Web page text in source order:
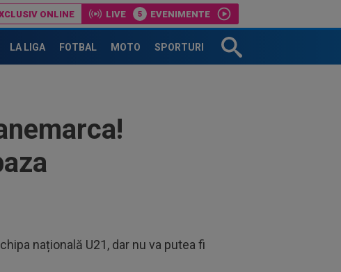
ONLINE LIVE EVENIMENTE
LA LIGA FOTBAL MOTO SPORTURI
națională U21, dar nu va putea fi